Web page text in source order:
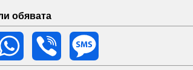
обявата
WhatsApp Viber